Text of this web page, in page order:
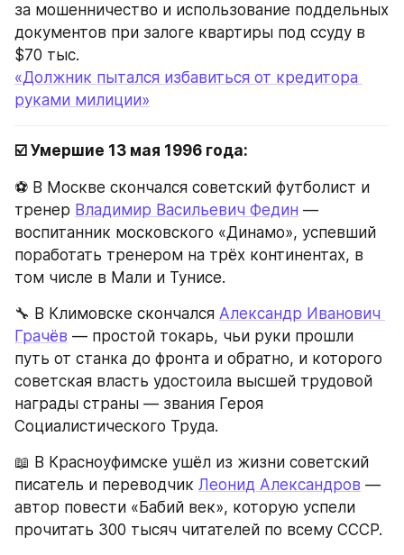
за мошенничество и использование поддельных
документов при залоге квартиры под ссуду в
$70 тыс.
«Должник пытался избавиться от кредитора
руками милиции»
☑️ Умершие 13 мая 1996 года:
⚽ В Москве скончался советский футболист и
тренер Владимир Васильевич Федин —
воспитанник московского «Динамо», успевший
поработать тренером на трёх континентах, в
том числе в Мали и Тунисе.
🔧 В Климовске скончался Александр Иванович
Грачёв — простой токарь, чьи руки прошли
путь от станка до фронта и обратно, и которого
советская власть удостоила высшей трудовой
награды страны — звания Героя
Социалистического Труда.
📖 В Красноуфимске ушёл из жизни советский
писатель и переводчик Леонид Александров —
автор повести «Бабий век», которую успели
прочитать 300 тысяч читателей по всему СССР.